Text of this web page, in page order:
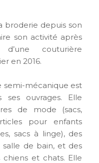
broderie depuis son
son activité après
couturière
en 2016.
semi-mécanique est
ouvrages. Elle
de mode (sacs,
pour enfants
sacs à linge), des
de bain, et des
et chats. Elle